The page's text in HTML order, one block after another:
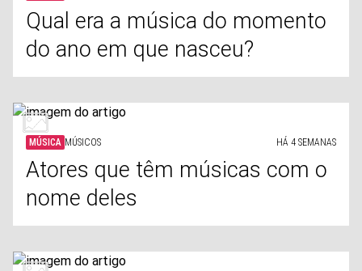
Qual era a música do momento
do ano em que nasceu?
MÚSICA MÚSICOS HÁ 4 SEMANAS
Atores que têm músicas com o
nome deles